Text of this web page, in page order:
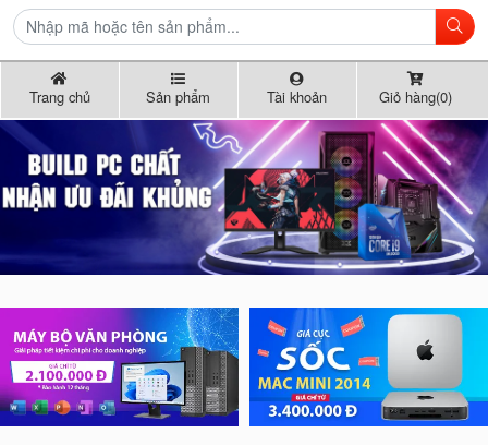
Trang chủ Sản phẩm Tài khoản Giỏ hàng(0)